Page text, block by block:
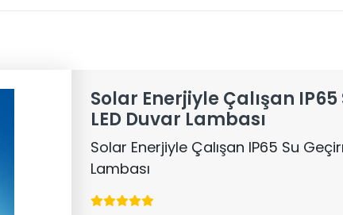
Solar Enerjiyle Çalışan
LED Duvar Lambası
Solar Enerjiyle Çalışan IP65 Su
Lambası